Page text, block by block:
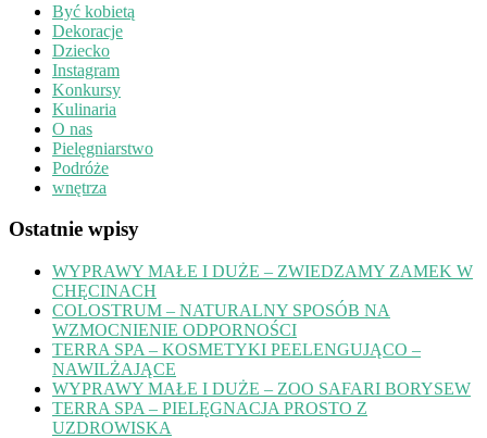
Być kobietą
Dekoracje
Dziecko
Instagram
Konkursy
Kulinaria
O nas
Pielęgniarstwo
Podróże
wnętrza
Ostatnie wpisy
WYPRAWY MAŁE I DUŻE – ZWIEDZAMY ZAMEK W
CHĘCINACH
COLOSTRUM – NATURALNY SPOSÓB NA
WZMOCNIENIE ODPORNOŚCI
TERRA SPA – KOSMETYKI PEELENGUJĄCO –
NAWILŻAJĄCE
WYPRAWY MAŁE I DUŻE – ZOO SAFARI BORYSEW
TERRA SPA – PIELĘGNACJA PROSTO Z
UZDROWISKA